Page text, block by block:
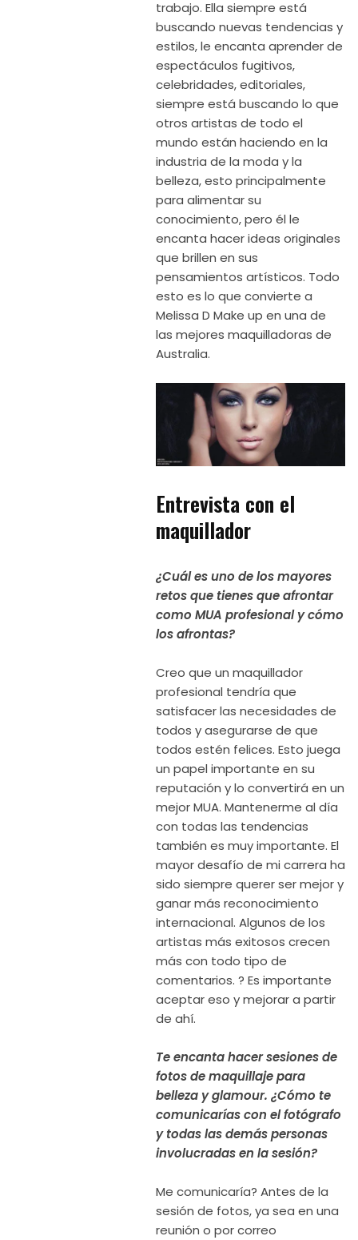
trabajo. Ella siempre está
buscando nuevas tendencias y
estilos, le encanta aprender de
espectáculos fugitivos,
celebridades, editoriales,
siempre está buscando lo que
otros artistas de todo el
mundo están haciendo en la
industria de la moda y la
belleza, esto principalmente
para alimentar su
conocimiento, pero él le
encanta hacer ideas originales
que brillen en sus
pensamientos artísticos. Todo
esto es lo que convierte a
Melissa D Make up en una de
las mejores maquilladoras de
Australia.
Entrevista con el
maquillador
¿Cuál es uno de los mayores
retos que tienes que afrontar
como MUA profesional y cómo
los afrontas?
Creo que un maquillador
profesional tendría que
satisfacer las necesidades de
todos y asegurarse de que
todos estén felices. Esto juega
un papel importante en su
reputación y lo convertirá en un
mejor MUA. Mantenerme al día
con todas las tendencias
también es muy importante. El
mayor desafío de mi carrera ha
sido siempre querer ser mejor y
ganar más reconocimiento
internacional. Algunos de los
artistas más exitosos crecen
más con todo tipo de
comentarios. ? Es importante
aceptar eso y mejorar a partir
de ahí.
Te encanta hacer sesiones de
fotos de maquillaje para
belleza y glamour. ¿Cómo te
comunicarías con el fotógrafo
y todas las demás personas
involucradas en la sesión?
Me comunicaría? Antes de la
sesión de fotos, ya sea en una
reunión o por correo